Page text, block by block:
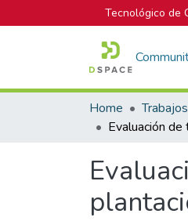
Tecnológico de
Home